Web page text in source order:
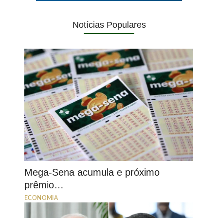
Notícias Populares
Mega-Sena acumula e próximo
prêmio…
ECONOMIA